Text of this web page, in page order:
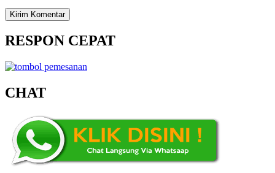
RESPON CEPAT
CHAT